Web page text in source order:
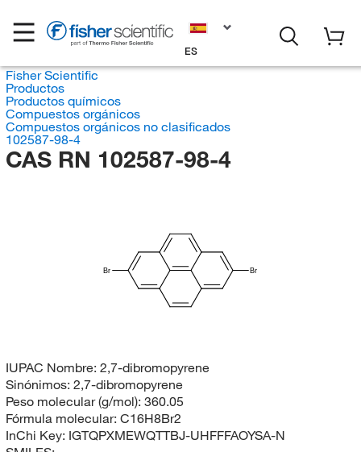
ES
Fisher Scientific
Productos
Productos químicos
Compuestos orgánicos
Compuestos orgánicos no clasificados
102587-98-4
CAS RN 102587-98-4
Br Br
IUPAC Nombre: 2,7-dibromopyrene
Sinónimos: 2,7-dibromopyrene
Peso molecular (g/mol): 360.05
Fórmula molecular: C16H8Br2
InChi Key: IGTQPXMEWQTTBJ-UHFFFAOYSA-N